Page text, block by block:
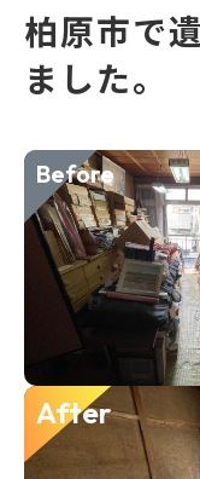
柏原市で
ました。
Before
After